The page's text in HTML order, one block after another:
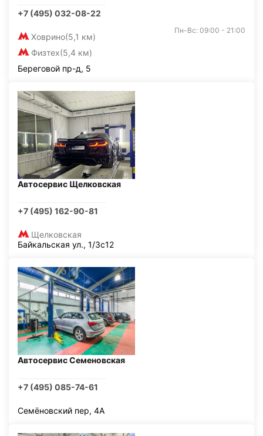
+7 (495) 032-08-22
Ховрино(5,1 км)
Физтех(5,4 км)
Пн-Вс: 09:00 - 21:00
Береговой пр-д, 5
Автосервис Щелковская
+7 (495) 162-90-81
Щелковская
Байкальская ул., 1/3с12
Автосервис Семеновская
+7 (495) 085-74-61
Семёновский пер, 4А